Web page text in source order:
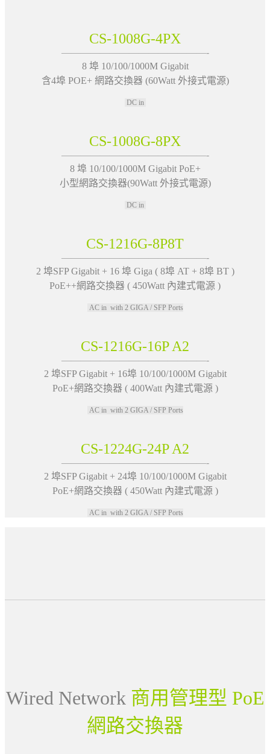
CS-1008G-4PX
———————————————-
8 埠 10/100/1000M Gigabit
含4埠 POE+ 網路交換器 (60Watt 外接式電源)
DC in
CS-1008G-8PX
———————————————-
8 埠 10/100/1000M Gigabit PoE+
小型網路交換器(90Watt 外接式電源)
DC in
CS-1216G-8P8T
———————————————-
2 埠SFP Gigabit + 16 埠 Giga ( 8埠 AT + 8埠 BT )
PoE++網路交換器 ( 450Watt 內建式電源 )
AC in with 2 GIGA / SFP Ports
CS-1216G-16P A2
———————————————-
2 埠SFP Gigabit + 16埠 10/100/1000M Gigabit
PoE+網路交換器 ( 400Watt 內建式電源 )
AC in with 2 GIGA / SFP Ports
CS-1224G-24P A2
———————————————-
2 埠SFP Gigabit + 24埠 10/100/1000M Gigabit
PoE+網路交換器 ( 450Watt 內建式電源 )
AC in with 2 GIGA / SFP Ports
Wired Network 商用管理型 PoE
網路交換器